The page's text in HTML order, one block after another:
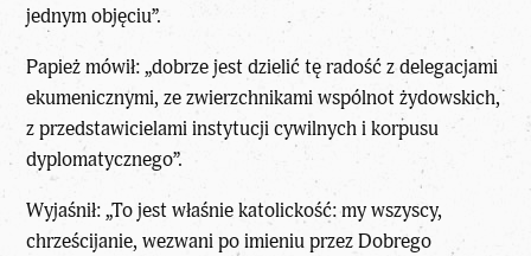
jednym objęciu”.
Papież mówił: „dobrze jest dzielić tę radość z delegacjami
ekumenicznymi, ze zwierzchnikami wspólnot żydowskich,
z przedstawicielami instytucji cywilnych i korpusu
dyplomatycznego”.
Wyjaśnił: „To jest właśnie katolickość: my wszyscy,
chrześcijanie, wezwani po imieniu przez Dobrego